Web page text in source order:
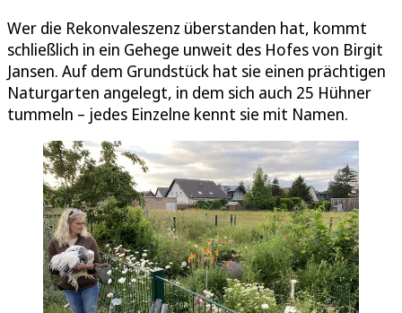
Wer die Rekonvaleszenz überstanden hat, kommt
schließlich in ein Gehege unweit des Hofes von Birgit
Jansen. Auf dem Grundstück hat sie einen prächtigen
Naturgarten angelegt, in dem sich auch 25 Hühner
tummeln – jedes Einzelne kennt sie mit Namen.